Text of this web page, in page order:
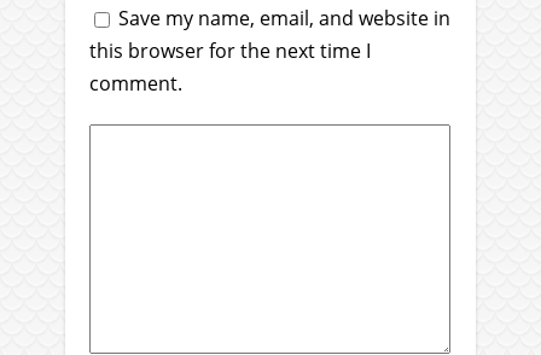
Save my name, email, and website in
this browser for the next time I
comment.